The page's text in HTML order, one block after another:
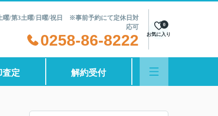
曜/第3土曜/日曜/祝日 ※事前予約にて定休日対
応可
0258-86-8222 お気に入り
0
査定 解約受付